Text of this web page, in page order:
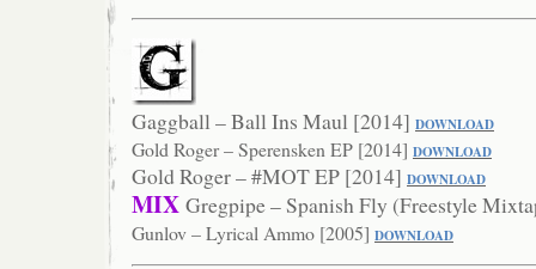
Gaggball – Ball Ins Maul [2014] DOWNLOAD
Gold Roger – Sperensken EP [2014] DOWNLOAD
Gold Roger – #MOT EP [2014] DOWNLOAD
MIX Gregpipe – Spanish Fly (Freestyle
Gunlov – Lyrical Ammo [2005] DOWNLOAD